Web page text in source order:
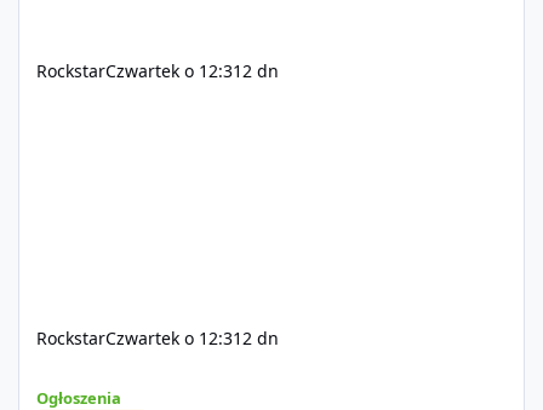
RockstarCzwartek o 12:312 dn
RockstarCzwartek o 12:312 dn
Ogłoszenia